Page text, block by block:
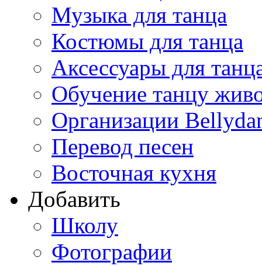
Музыка для танца
Костюмы для танца
Аксессуары для
Обучение танцу
Организации
Перевод песен
Восточная кухня
Добавить
Школу
Фотографии